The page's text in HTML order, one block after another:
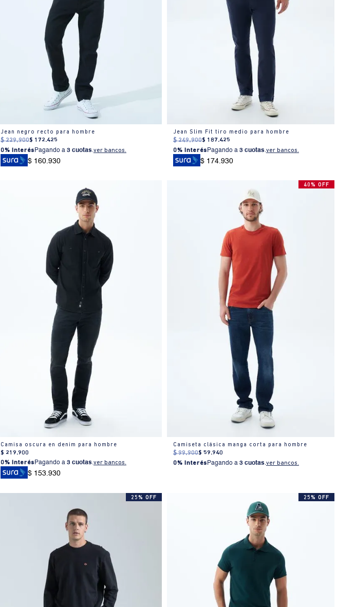
Jean negro recto para hombre
$ 229.900$ 172.425
0% Interés Pagando a 3 cuotas.ver bancos.
$ 160.930
Jean Slim Fit tiro medio para hombre
$ 249.900$ 187.425
0% Interés Pagando a 3 cuotas.ver bancos.
$ 174.930
Camisa oscura en denim para hombre
$ 219.900
0% Interés Pagando a 3 cuotas.ver bancos.
$ 153.930
40% OFF
Camiseta clásica manga corta para hombre
$ 99.900$ 59.940
0% Interés Pagando a 3 cuotas.ver bancos.
25% OFF 25% OFF